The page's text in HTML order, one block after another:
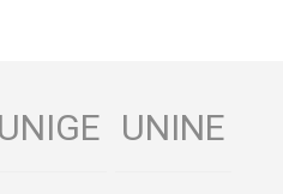
UNIGE UNINE